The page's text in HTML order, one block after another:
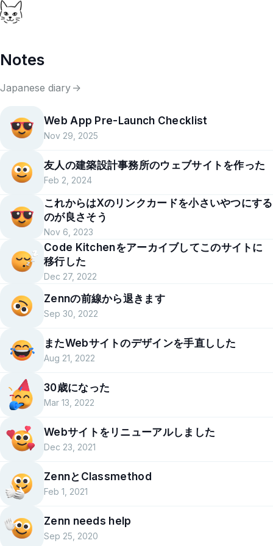
Notes
Japanese diary ->
Web App Pre-Launch Checklist
Nov 29, 2025
友人の建築設計事務所のウェブサイトを作った
Feb 2, 2024
これからはXのリンクカードを小さいやつにする
のが良さそう
Nov 6, 2023
Code Kitchenをアーカイブしてこのサイトに
移行した
Dec 27, 2022
Zennの前線から退きます
Sep 30, 2022
またWebサイトのデザインを手直しした
Aug 21, 2022
30歳になった
Mar 13, 2022
Webサイトをリニューアルしました
Dec 23, 2021
ZennとClassmethod
Feb 1, 2021
Zenn needs help
Sep 25, 2020